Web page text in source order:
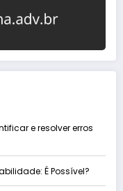
e resolver erros
É Possível?